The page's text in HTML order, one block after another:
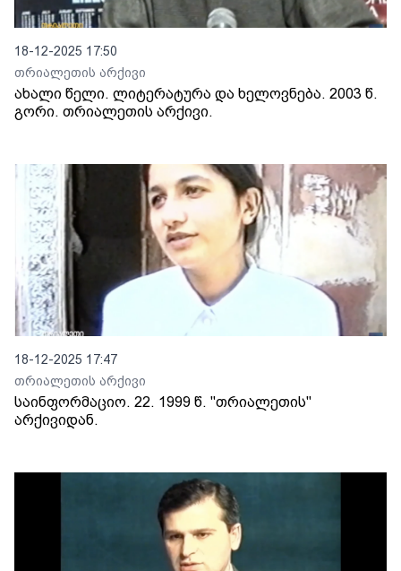
18-12-2025 17:50
თრიალეთის არქივი
ახალი წელი. ლიტერატურა და ხელოვნება. 2003 წ.
გორი. თრიალეთის არქივი.
18-12-2025 17:47
თრიალეთის არქივი
საინფორმაციო. 22. 1999 წ. "თრიალეთის"
არქივიდან.